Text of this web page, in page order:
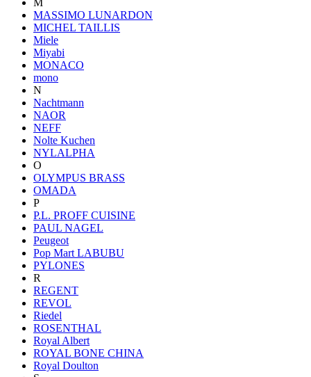
MASSIMO LUNARDON
MICHEL TAILLIS
Miele
Miyabi
MONACO
mono
N
Nachtmann
NAOR
NEFF
Nolte Kuchen
NYLALPHA
O
OLYMPUS BRASS
OMADA
P
P.L. PROFF CUISINE
PAUL NAGEL
Peugeot
Pop Mart LABUBU
PYLONES
R
REGENT
REVOL
Riedel
ROSENTHAL
Royal Albert
ROYAL BONE CHINA
Royal Doulton